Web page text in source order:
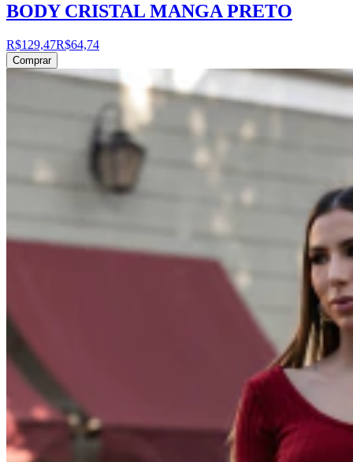
BODY CRISTAL MANGA PRETO
R$129,47R$64,74
Comprar